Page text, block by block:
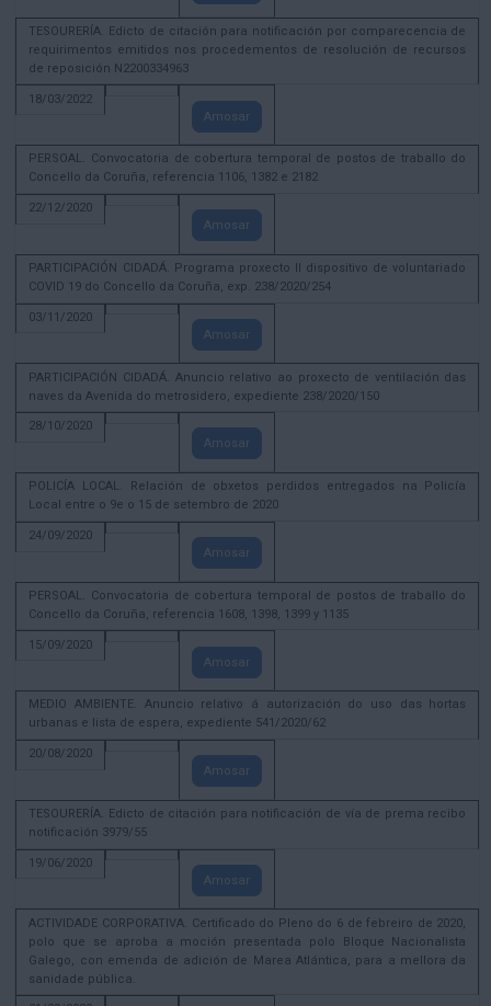
TESOURERÍA. Edicto de citación para notificación por comparecencia de
requirimentos emitidos nos procedementos de resolución de recursos
de reposición N2200334963
18/03/2022
Amosar
PERSOAL. Convocatoria de cobertura temporal de postos de traballo do
Concello da Coruña, referencia 1106, 1382 e 2182
22/12/2020
Amosar
PARTICIPACIÓN CIDADÁ. Programa proxecto II dispositivo de voluntariado
COVID 19 do Concello da Coruña, exp. 238/2020/254
03/11/2020
Amosar
PARTICIPACIÓN CIDADÁ. Anuncio relativo ao proxecto de ventilación das
naves da Avenida do metrosidero, expediente 238/2020/150
28/10/2020
Amosar
POLICÍA LOCAL. Relación de obxetos perdidos entregados na Policía
Local entre o 9e o 15 de setembro de 2020
24/09/2020
Amosar
PERSOAL. Convocatoria de cobertura temporal de postos de traballo do
Concello da Coruña, referencia 1608, 1398, 1399 y 1135
15/09/2020
Amosar
MEDIO AMBIENTE. Anuncio relativo á autorización do uso das hortas
urbanas e lista de espera, expediente 541/2020/62
20/08/2020
Amosar
TESOURERÍA. Edicto de citación para notificación de vía de prema recibo
notificación 3979/55
19/06/2020
Amosar
ACTIVIDADE CORPORATIVA. Certificado do Pleno do 6 de febreiro de 2020,
polo que se aproba a moción presentada polo Bloque Nacionalista
Galego, con emenda de adición de Marea Atlántica, para a mellora da
sanidade pública.